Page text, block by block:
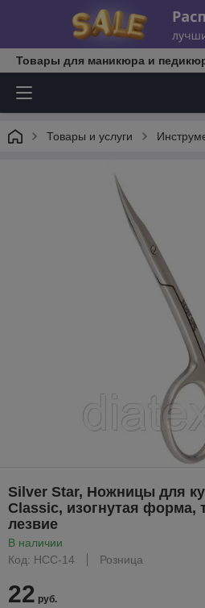
Товары для маникюра и
Товары и услуги
Silver Star, Ножницы для
Classic, изогнутая форма,
лезвие
В наличии
Код: HCC-14
Розница
22 руб.